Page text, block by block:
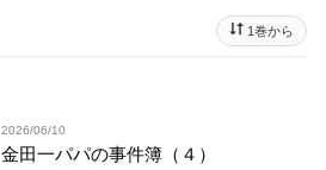
1巻から
2026/06/10
金田一パパの事件簿（４）